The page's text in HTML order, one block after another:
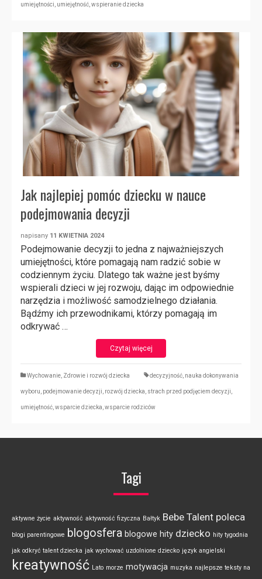
umiejętności umiejętność wspieranie dziecka
Jak najlepiej pomóc dziecku w nauce
podejmowania decyzji
napisany 11 KWIETNIA 2024
Podejmowanie decyzji to jedna z najważniejszych
umiejętności, które pomagają nam radzić sobie w
codziennym życiu. Dlatego tak ważne jest byśmy
wspierali dzieci w jej rozwoju, dając im odpowiednie
narzędzia i możliwość samodzielnego działania.
Bądźmy ich przewodnikami, którzy pomagają im
odkrywać …
Czytaj więcej
Wychowanie Zdrowie i rozwój dziecka decyzyjność nauka dokonywania
wyboru podejmowanie decyzji rozwój dziecka strach przed podjęciem decyzji
umiejętność wsparcie dziecka wsparcie rodziców
Tagi
aktywne życie aktywność aktywność fizyczna Bałtyk Bebe Talent poleca
blogi parentingowe blogosfera blogowe hity dziecko hity tygodnia
jak odkryć talent dziecka jak wychować uzdolnione dziecko język angielski
kreatywność Lato morze motywacja muzyka najlepsze teksty na